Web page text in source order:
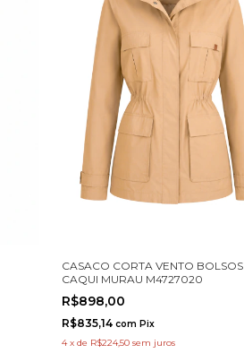
CASACO CORTA VENTO BOLSOS
CAQUI MURAU M4727020
R$898,00
R$835,14 com Pix
4 x de R$224,50 sem juros